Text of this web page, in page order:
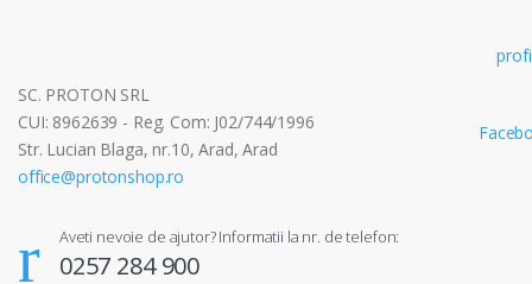
SC. PROTON SRL
CUI: 8962639 - Reg. Com: J02/744/1996
Str. Lucian Blaga, nr.10, Arad, Arad
office@protonshop.ro
Aveti nevoie de ajutor? Informatii la nr. de telefon:
0257 284 900